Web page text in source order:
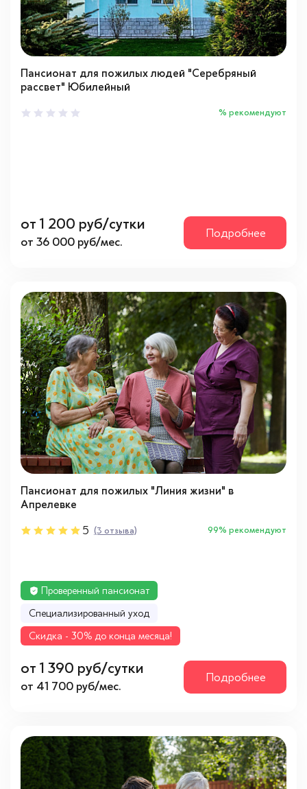
Пансионат для пожилых людей "Серебряный
рассвет" Юбилейный
% рекомендуют
от 1 200 руб/сутки
от 36 000 руб/мес.
Подробнее
Пансионат для пожилых "Линия жизни" в
Апрелевке
5 (3 отзыва) 99% рекомендуют
Проверенный пансионат
Cпециализированный уход
Cкидка - 30% до конца месяца!
от 1 390 руб/сутки
от 41 700 руб/мес.
Подробнее